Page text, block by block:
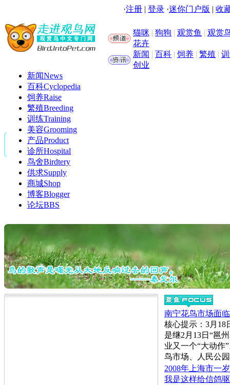
·注册 | 登录 ·迷你门户版 | 收
猫咪 | 狗狗 | 观赏鱼 | 观赏
花卉
新闻 | 百科 | 饲养 | 繁殖 |
创业
新闻News
百科Cyclopedia
饲养Raise
繁殖Breeding
训练Training
美容Grooming
产品Product
诊所Hospital
鸟舍Birdtery
供求Supply
商城Shop
博客Blogger
论坛BBS
南宁花鸟市场面
核心提示：3月18
是继2月13日“邕
业又一个“大动作
鸟市场、人民公
2008年上海市一
我是这样给信鸽